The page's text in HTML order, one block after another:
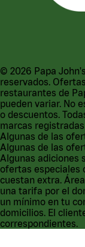
© 2026 Papa
reservados.
restaurantes de
pueden variar. No
o descuentos.
marcas
Algunas de las
Algunas de las
Algunas adiciones
ofertas especiales
cuestan extra.
una tarifa por el
un mínimo en tu
domicilios. El
correspondientes.